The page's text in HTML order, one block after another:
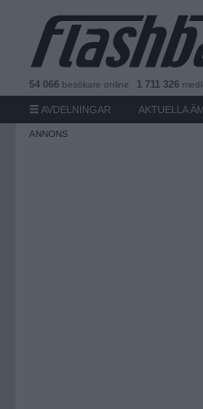
54 066 besökare online 1 711 326
AVDELNINGAR AKTUELLA